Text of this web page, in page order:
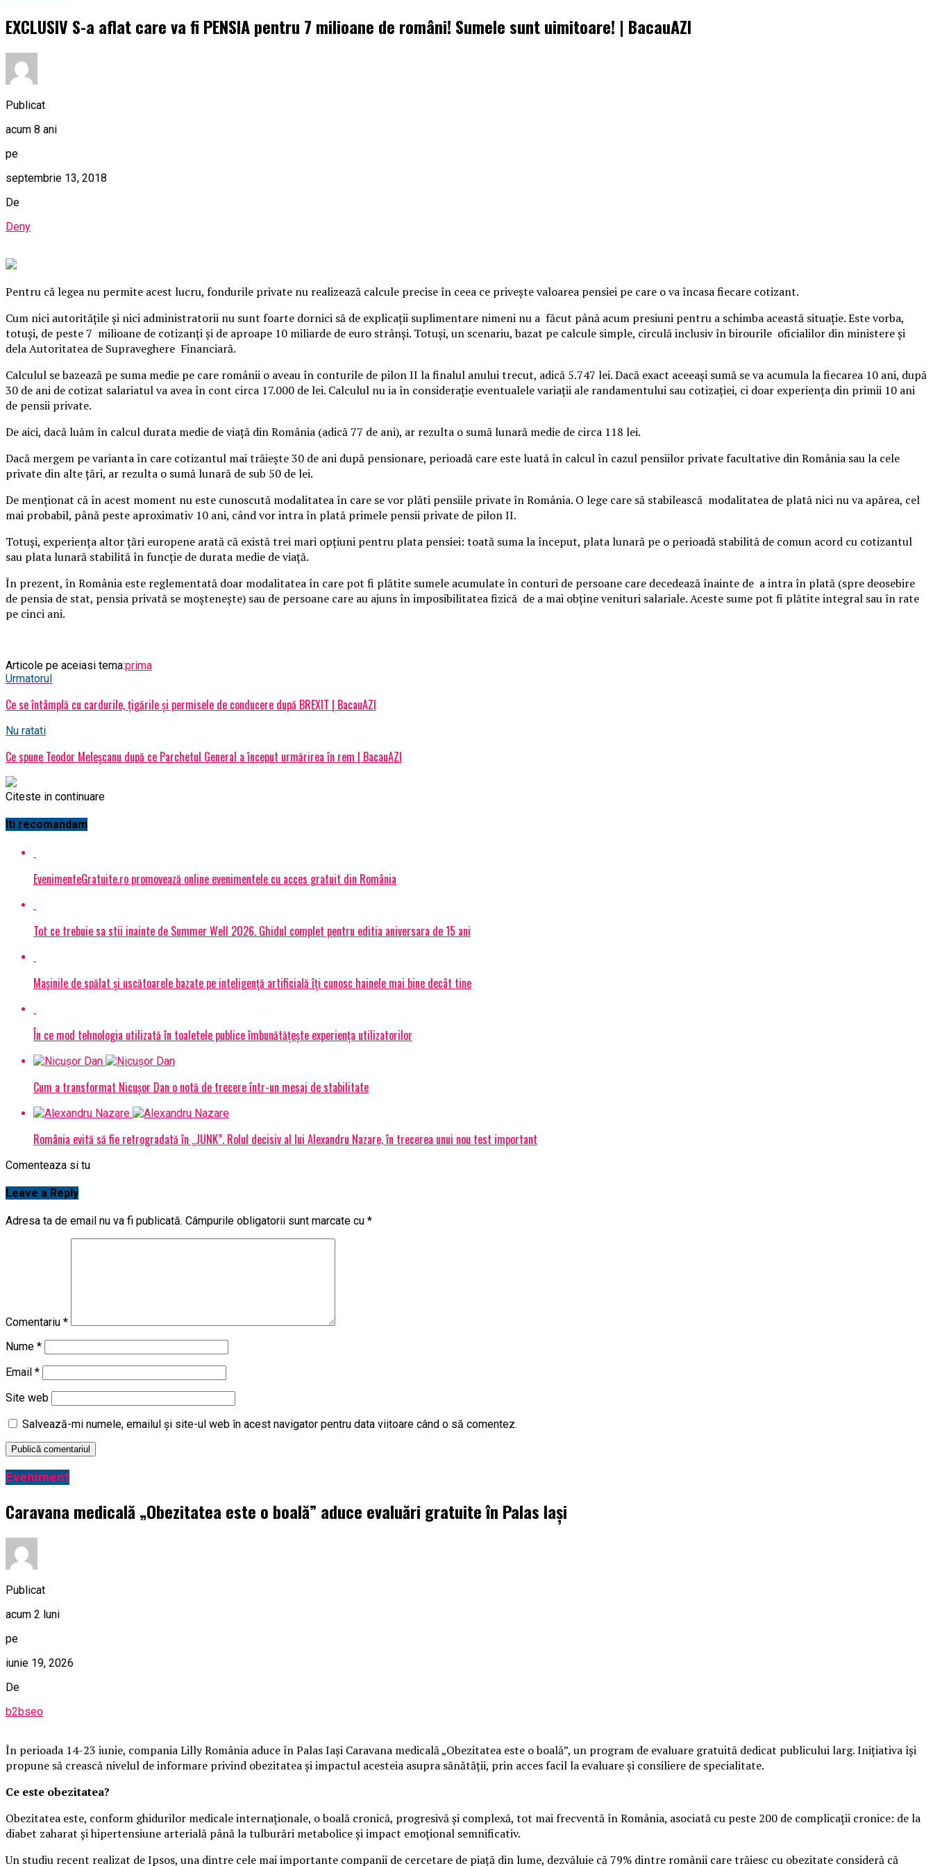
EXCLUSIV S-a aflat care va fi PENSIA pentru 7 milioane de români! Sumele sunt uimitoare! | BacauAZI
Publicat
acum 8 ani
pe
septembrie 13, 2018
De
Deny
Pentru că legea nu permite acest lucru, fondurile private nu realizează calcule precise în ceea ce priveşte valoarea pensiei pe care o va încasa fiecare cotizant.
Cum nici autorităţile şi nici administratorii nu sunt foarte dornici să de explicaţii suplimentare nimeni nu a făcut până acum presiuni pentru a schimba această situaţie. Este vorba,
totuşi, de peste 7 milioane de cotizanţi şi de aproape 10 miliarde de euro strânşi. Totuşi, un scenariu, bazat pe calcule simple, circulă inclusiv în birourile oficialilor din ministere şi
dela Autoritatea de Supraveghere Financiară.
Calculul se bazează pe suma medie pe care românii o aveau în conturile de pilon II la finalul anului trecut, adică 5.747 lei. Dacă exact aceeaşi sumă se va acumula la fiecarea 10 ani, după
30 de ani de cotizat salariatul va avea în cont circa 17.000 de lei. Calculul nu ia în consideraţie eventualele variaţii ale randamentului sau cotizaţiei, ci doar experienţa din primii 10 ani
de pensii private.
De aici, dacă luăm în calcul durata medie de viaţă din România (adică 77 de ani), ar rezulta o sumă lunară medie de circa 118 lei.
Dacă mergem pe varianta în care cotizantul mai trăieşte 30 de ani după pensionare, perioadă care este luată în calcul în cazul pensiilor private facultative din România sau la cele
private din alte ţări, ar rezulta o sumă lunară de sub 50 de lei.
De menţionat că în acest moment nu este cunoscută modalitatea în care se vor plăti pensiile private în România. O lege care să stabilească modalitatea de plată nici nu va apărea, cel
mai probabil, până peste aproximativ 10 ani, când vor intra în plată primele pensii private de pilon II.
Totuşi, experienţa altor ţări europene arată că există trei mari opţiuni pentru plata pensiei: toată suma la început, plata lunară pe o perioadă stabilită de comun acord cu cotizantul
sau plata lunară stabilită în funcţie de durata medie de viaţă.
În prezent, în România este reglementată doar modalitatea în care pot fi plătite sumele acumulate în conturi de persoane care decedează înainte de a intra în plată (spre deosebire
de pensia de stat, pensia privată se moşteneşte) sau de persoane care au ajuns în imposibilitatea fizică de a mai obţine venituri salariale. Aceste sume pot fi plătite integral sau în rate
pe cinci ani.
Articole pe aceiasi tema:prima
Urmatorul
Ce se întâmplă cu cardurile, țigările și permisele de conducere după BREXIT | BacauAZI
Nu ratati
Ce spune Teodor Meleşcanu după ce Parchetul General a început urmărirea în rem | BacauAZI
Citeste in continuare
Iti recomandam
EvenimenteGratuite.ro promovează online evenimentele cu acces gratuit din România
Tot ce trebuie sa stii inainte de Summer Well 2026. Ghidul complet pentru editia aniversara de 15 ani
Mașinile de spălat și uscătoarele bazate pe inteligență artificială îți cunosc hainele mai bine decât tine
În ce mod tehnologia utilizată în toaletele publice îmbunătățește experiența utilizatorilor
Cum a transformat Nicușor Dan o notă de trecere într-un mesaj de stabilitate
România evită să fie retrogradată în „JUNK”. Rolul decisiv al lui Alexandru Nazare, în trecerea unui nou test important
Comenteaza si tu
Leave a Reply
Adresa ta de email nu va fi publicată. Câmpurile obligatorii sunt marcate cu *
Comentariu *
Nume *
Email *
Site web
Salvează-mi numele, emailul și site-ul web în acest navigator pentru data viitoare când o să comentez.
Eveniment
Caravana medicală „Obezitatea este o boală” aduce evaluări gratuite în Palas Iași
Publicat
acum 2 luni
pe
iunie 19, 2026
De
b2bseo
În perioada 14-23 iunie, compania Lilly România aduce în Palas Iași Caravana medicală „Obezitatea este o boală”, un program de evaluare gratuită dedicat publicului larg. Inițiativa își
propune să crească nivelul de informare privind obezitatea și impactul acesteia asupra sănătății, prin acces facil la evaluare și consiliere de specialitate.
Ce este obezitatea?
Obezitatea este, conform ghidurilor medicale internaționale, o boală cronică, progresivă și complexă, tot mai frecventă în România, asociată cu peste 200 de complicații cronice: de la
diabet zaharat și hipertensiune arterială până la tulburări metabolice și impact emoțional semnificativ.
Un studiu recent realizat de Ipsos, una dintre cele mai importante companii de cercetare de piață din lume, dezvăluie că 79% dintre românii care trăiesc cu obezitate consideră că